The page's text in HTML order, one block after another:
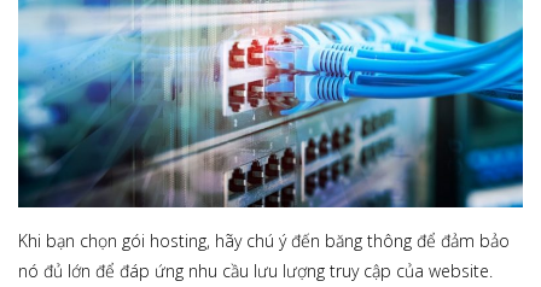
Khi bạn chọn gói hosting, hãy chú ý đến băng thông để đảm bảo
nó đủ lớn để đáp ứng nhu cầu lưu lượng truy cập của website.